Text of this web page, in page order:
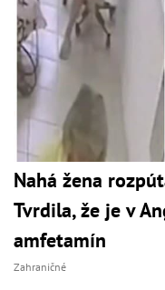
Nahá žena
Tvrdila, že je v
amfetamín
Zahraničné